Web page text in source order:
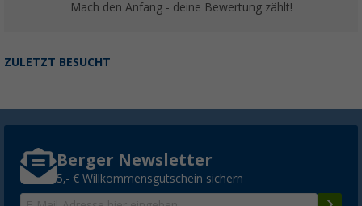
Mach den Anfang - deine Bewertung zählt!
ZULETZT BESUCHT
Berger Newsletter
5,- € Willkommensgutschein sichern